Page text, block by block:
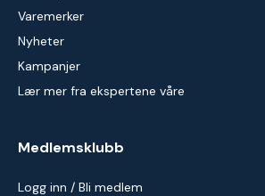
Varemerker
Nyheter
Kampanjer
Lær mer fra ekspertene våre
Medlemsklubb
Logg inn / Bli medlem